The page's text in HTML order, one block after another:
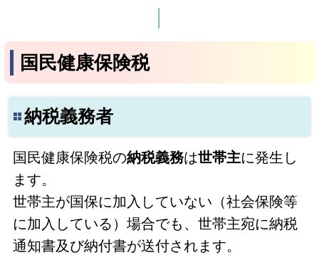
国民健康保険税
納税義務者
国民健康保険税の納税義務は世帯主に発生し
ます。
世帯主が国保に加入していない（社会保険等
に加入している）場合でも、世帯主宛に納税
通知書及び納付書が送付されます。